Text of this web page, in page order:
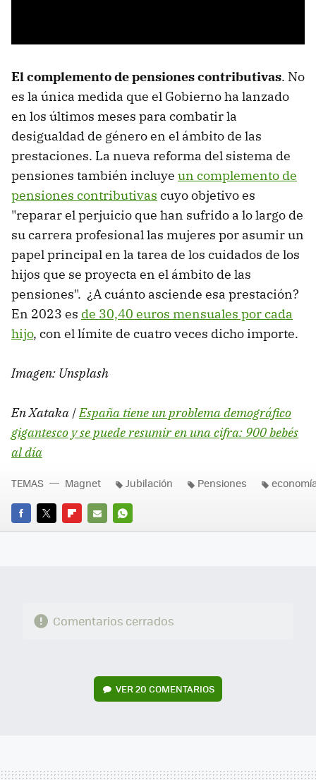
El complemento de pensiones contributivas. No
es la única medida que el Gobierno ha lanzado
en los últimos meses para combatir la
desigualdad de género en el ámbito de las
prestaciones. La nueva reforma del sistema de
pensiones también incluye un complemento de
pensiones contributivas cuyo objetivo es
"reparar el perjuicio que han sufrido a lo largo de
su carrera profesional las mujeres por asumir un
papel principal en la tarea de los cuidados de los
hijos que se proyecta en el ámbito de las
pensiones". ¿A cuánto asciende esa prestación?
En 2023 es de 30,40 euros mensuales por cada
hijo, con el límite de cuatro veces dicho importe.
Imagen: Unsplash
En Xataka |España tiene un problema demográfico
gigantesco y se puede resumir en una cifra: 900 bebés
al día
FACEBOOK
TWITTERFLIPBOARD
E-
WHATSAPP
TEMAS Magnet Jubilación Pensiones
Comentarios cerrados
VER 20 COMENTARIOS